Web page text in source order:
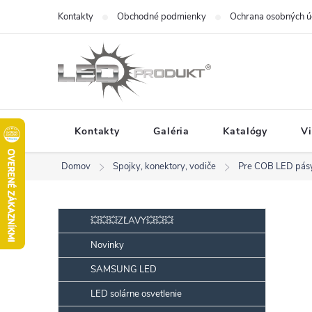
obsah
Kontakty Obchodné podmienky Ochrana osobných
Kontakty Galéria Katalógy
Domov Spojky, konektory, vodiče Pre COB LED
o
č
n
Preskočiť
kategórie💥💥💥ZĽAVY💥💥💥
Novinky
SAMSUNG LED
LED solárne osvetlenie